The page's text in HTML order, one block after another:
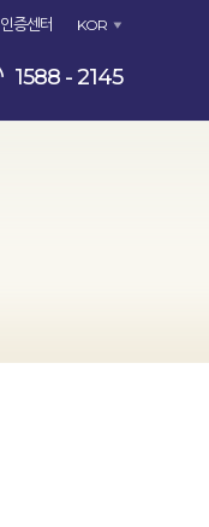
인증센터 KOR
1588 - 2145